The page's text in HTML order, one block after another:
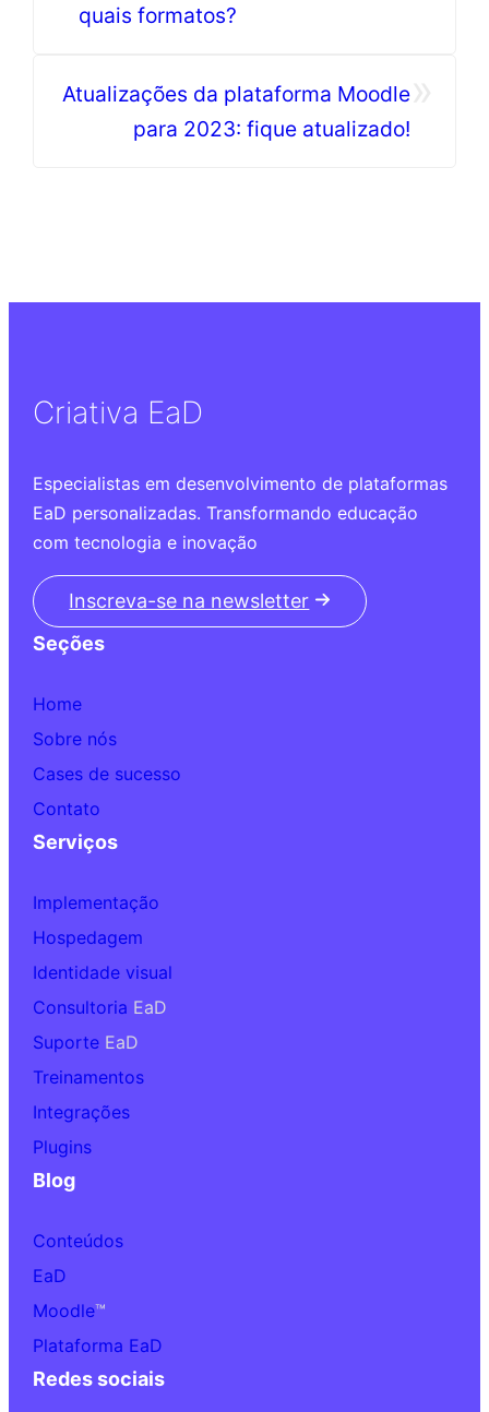
quais formatos?
»
Atualizações da plataforma Moodle
para 2023: fique atualizado!
Criativa EaD
Especialistas em desenvolvimento de plataformas
EaD personalizadas. Transformando educação
com tecnologia e inovação
Inscreva-se na newsletter
Seções
Home
Sobre nós
Cases de sucesso
Contato
Serviços
Implementação
Hospedagem
Identidade visual
Consultoria EaD
Suporte EaD
Treinamentos
Integrações
Plugins
Blog
Conteúdos
EaD
Moodle™
Plataforma EaD
Redes sociais